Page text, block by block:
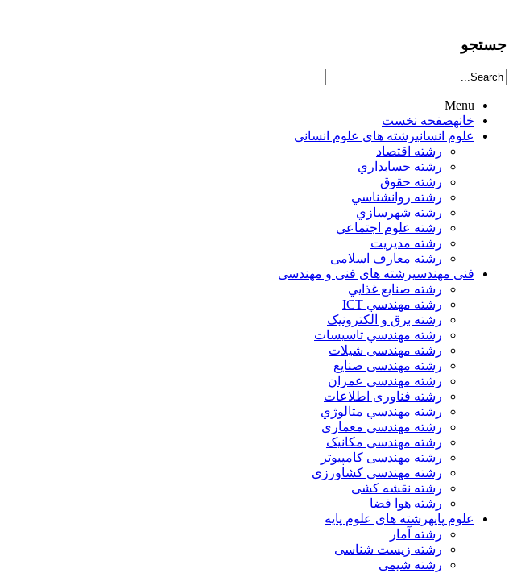
جستجو
Menu
خانهصفحه نخست
علوم انسانيرشته های علوم انسانی
رشته اقتصاد
رشته حسابداري
رشته حقوق
رشته روانشناسي
رشته شهرسازي
رشته علوم اجتماعي
رشته مديريت
رشته معارف اسلامی
فنی مهندسیرشته های فنی و مهندسی
رشته صنايع غذايي
رشته مهندسي ICT
رشته برق و الکترونيک
رشته مهندسي تاسيسات
رشته مهندسی شیلات
رشته مهندسی صنایع
رشته مهندسی عمران
رشته فناوری اطلاعات
رشته مهندسي متالوژي
رشته مهندسی معماری
رشته مهندسی مکانیک
رشته مهندسی کامپیوتر
رشته مهندسی کشاورزی
رشته نقشه کشی
رشته هوا فضا
علوم پایهرشته های علوم پایه
رشته آمار
رشته زیست شناسی
رشته شیمی